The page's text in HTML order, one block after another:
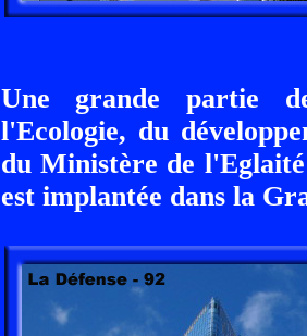
Une grande partie
l'Ecologie, du
du Ministère de
est implantée dans la